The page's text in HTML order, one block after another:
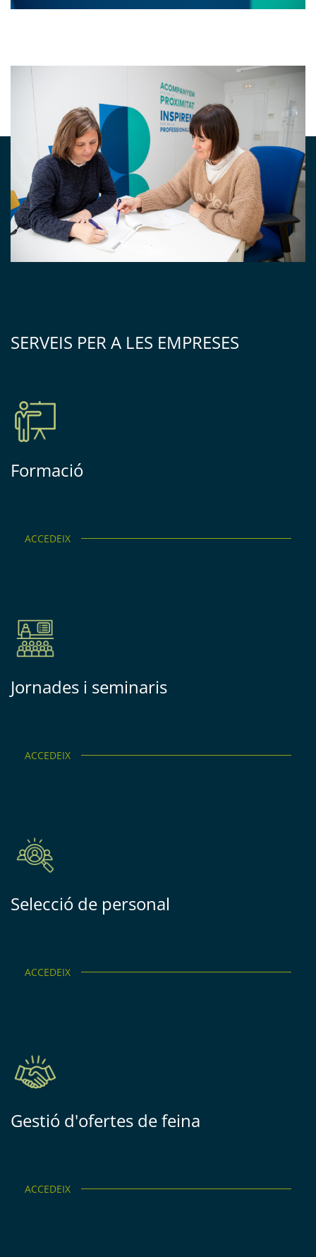
SERVEIS PER A LES EMPRESES
Formació
ACCEDEIX
Jornades i seminaris
ACCEDEIX
Selecció de personal
ACCEDEIX
Gestió d'ofertes de feina
ACCEDEIX